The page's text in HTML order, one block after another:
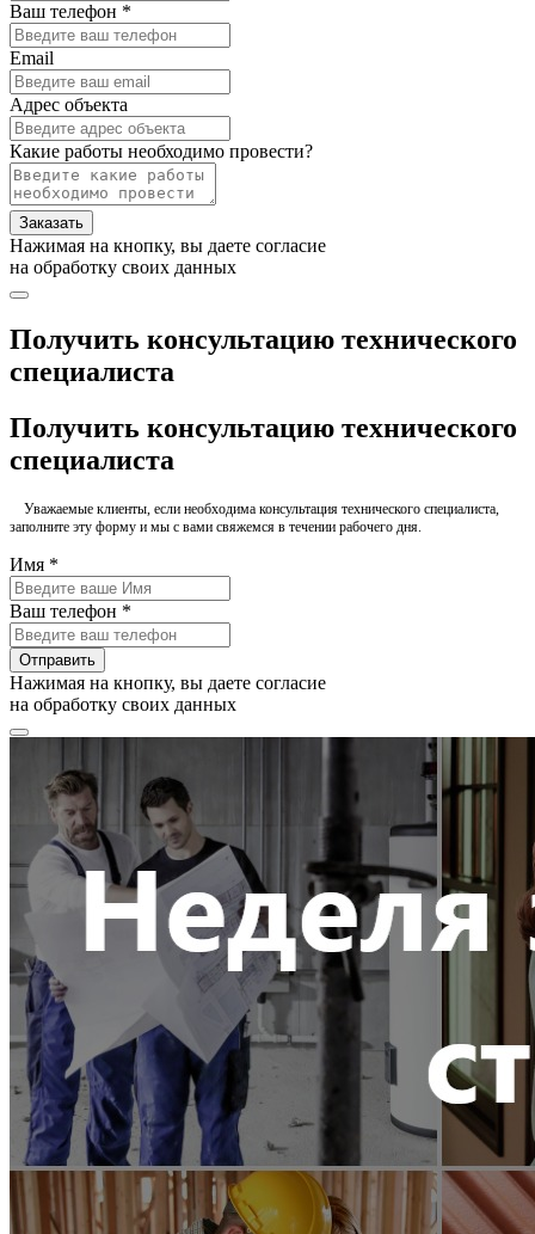
Ваш телефон *
Email
Адрес объекта
Какие работы необходимо провести?
Заказать
Нажимая на кнопку, вы даете согласие
на обработку своих данных
Получить консультацию технического
специалиста
Получить консультацию технического
специалиста
Уважаемые клиенты, если необходима консультация технического специалиста,
заполните эту форму и мы с вами свяжемся в течении рабочего дня.
Имя *
Ваш телефон *
Отправить
Нажимая на кнопку, вы даете согласие
на обработку своих данных